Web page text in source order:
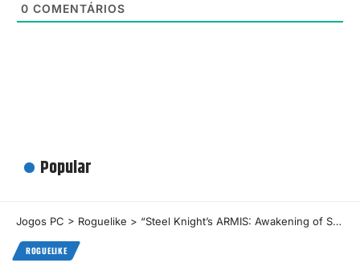
0 COMENTÁRIOS
Popular
Jogos PC > Roguelike > “Steel Knight’s ARMIS: Awakening of Survivor” é anunciado para PC com lançamento em 2025
ROGUELIKE